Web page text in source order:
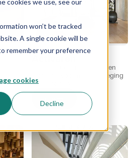
won’t be tracked
A single cookie will be
remember your preference
cookies
Decline
Stimuleert energie, focus en
motivatie voor meer beweging
en prestaties.